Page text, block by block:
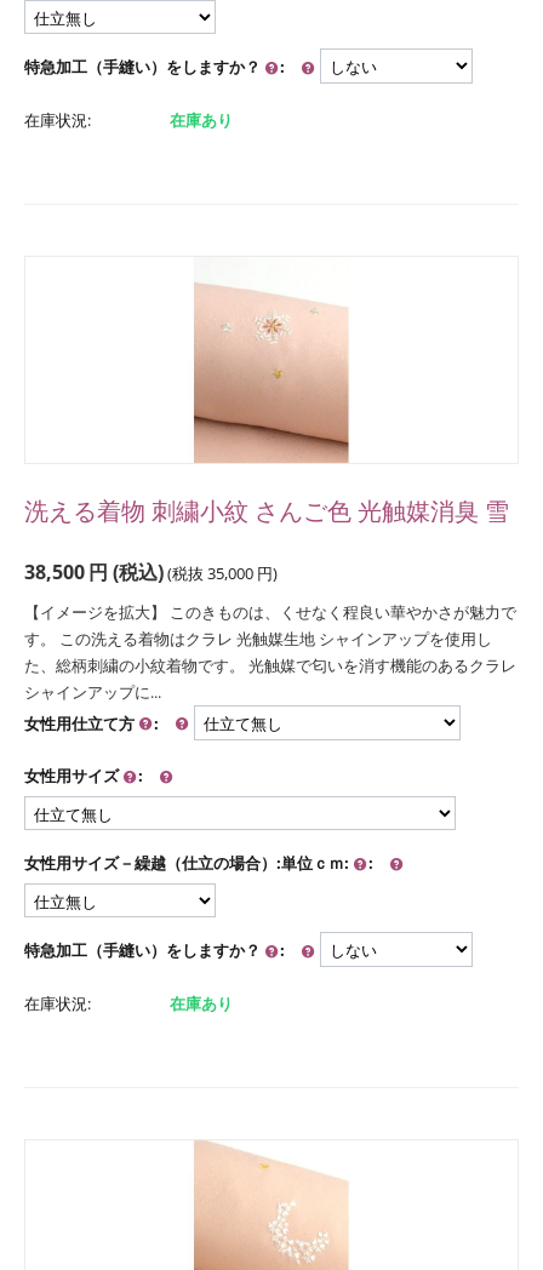
特急加工（手縫い）をしますか？ :
在庫状況: 在庫あり
洗える着物 刺繍小紋 さんご色 光触媒消臭 雪
38,500円 (税込)(税抜 35,000 円)
【イメージを拡大】 このきものは、くせなく程良い華やかさが魅力で
す。 この洗える着物はクラレ 光触媒生地 シャインアップを使用し
た、総柄刺繍の小紋着物です。 光触媒で匂いを消す機能のあるクラレ
シャインアップに...
女性用仕立て方
:
女性用サイズ :
女性用サイズ－繰越（仕立の場合）:単位ｃｍ: :
特急加工（手縫い）をしますか？ :
在庫状況: 在庫あり